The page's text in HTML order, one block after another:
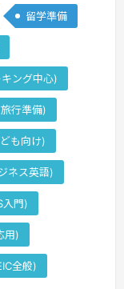
留学準備
ング中心)
行準備)
も向け)
ネス英語)
入門)
用)
全般)